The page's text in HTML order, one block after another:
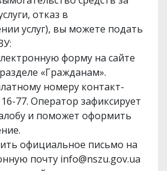
отказ в
услуг), вы можете подать
форму на сайте
«Гражданам».
номеру контакт-
77. Оператор зафиксирует
и поможет оформить
официальное письмо на
почту info@nszu.gov.ua